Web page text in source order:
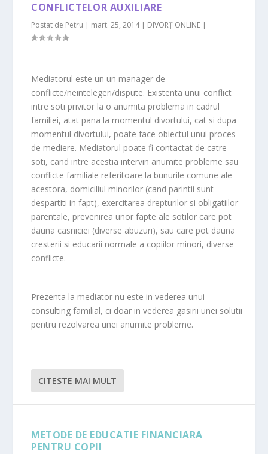
CONFLICTELOR AUXILIARE
Postat de Petru | mart. 25, 2014| DIVORȚ ONLINE |
Mediatorul este un un manager de
conflicte/neintelegeri/dispute. Existenta unui conflict
intre soti privitor la o anumita problema in cadrul
familiei, atat pana la momentul divortului, cat si dupa
momentul divortului, poate face obiectul unui proces
de mediere. Mediatorul poate fi contactat de catre
soti, cand intre acestia intervin anumite probleme sau
conflicte familiale referitoare la bunurile comune ale
acestora, domiciliul minorilor (cand parintii sunt
despartiti in fapt), exercitarea drepturilor si obligatiilor
parentale, prevenirea unor fapte ale sotilor care pot
dauna casniciei (diverse abuzuri), sau care pot dauna
cresterii si educarii normale a copiilor minori, diverse
conflicte.
Prezenta la mediator nu este in vederea unui
consulting familial, ci doar in vederea gasirii unei solutii
pentru rezolvarea unei anumite probleme.
CITESTE MAI MULT
METODE DE EDUCATIE FINANCIARA
PENTRU COPII